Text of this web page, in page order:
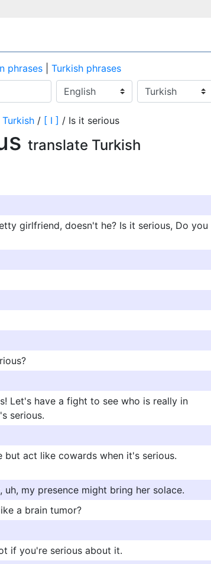
phrases
Turkish phrases
/ [ I ] / Is it serious
translate Turkish
girlfriend, doesn't he? Is it serious, Do you
Let's have a fight to see who is really in
serious.
but act like cowards when it's serious.
uh, my presence might bring her solace.
a brain tumor?
if you're serious about it.